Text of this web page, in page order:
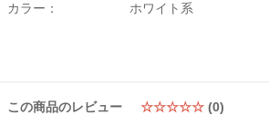
カラー： ホワイト系
この商品のレビュー ☆☆☆☆☆ (0)